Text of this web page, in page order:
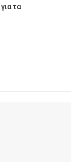
τα